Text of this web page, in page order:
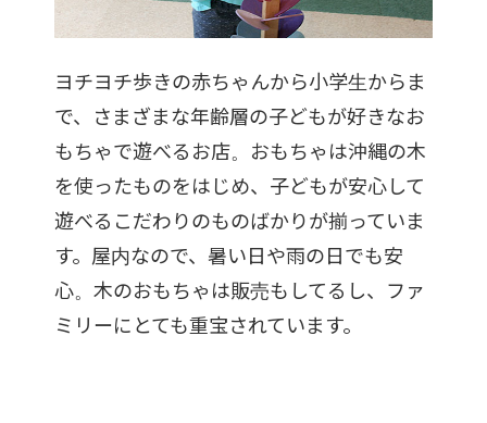
ヨチヨチ歩きの赤ちゃんから小学生からま
で、さまざまな年齢層の子どもが好きなお
もちゃで遊べるお店。おもちゃは沖縄の木
を使ったものをはじめ、子どもが安心して
遊べるこだわりのものばかりが揃っていま
す。屋内なので、暑い日や雨の日でも安
心。木のおもちゃは販売もしてるし、ファ
ミリーにとても重宝されています。